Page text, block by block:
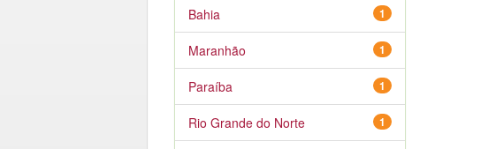
1
Bahia
1
Maranhão
1
Paraíba
1
Rio Grande do Norte